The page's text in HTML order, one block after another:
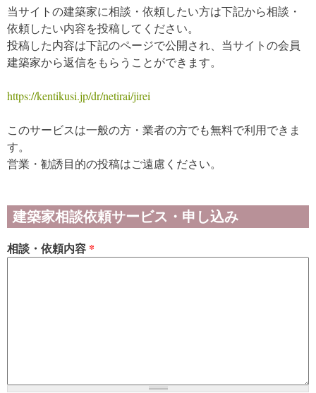
当サイトの建築家に相談・依頼したい方は下記から相談・
依頼したい内容を投稿してください。
投稿した内容は下記のページで公開され、当サイトの会員
建築家から返信をもらうことができます。
https://kentikusi.jp/dr/netirai/jirei
このサービスは一般の方・業者の方でも無料で利用できま
す。
営業・勧誘目的の投稿はご遠慮ください。
建築家相談依頼サービス・申し込み
相談・依頼内容 *